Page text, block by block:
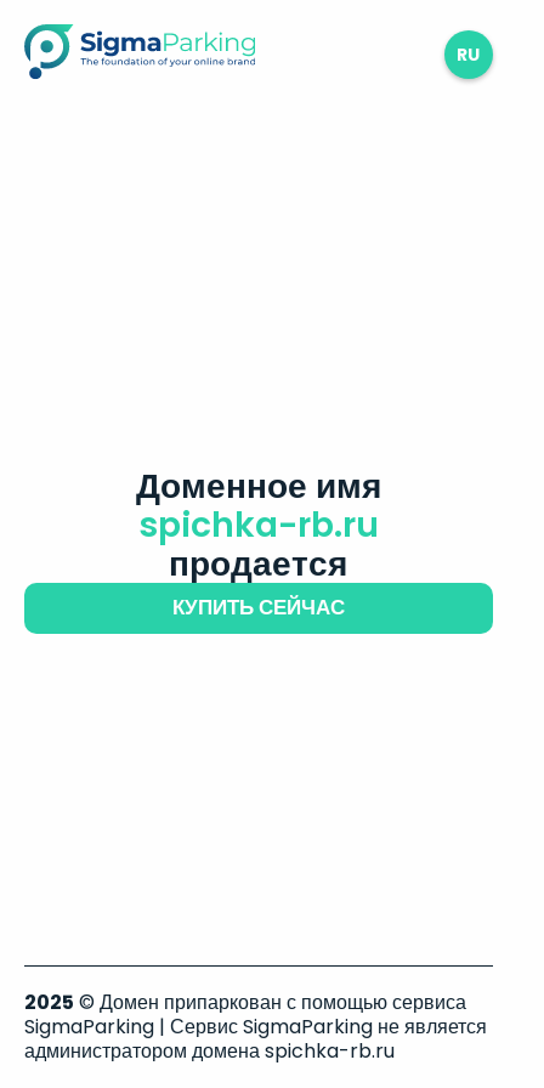
RU
Доменное имя
spichka-rb.ru
продается
КУПИТЬ СЕЙЧАС
2025 © Домен припаркован с помощью сервиса
SigmaParking | Сервис SigmaParking не является
администратором домена spichka-rb.ru